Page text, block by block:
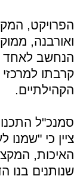
הפרויקט,
ואורבנה,
הנחשב לאחד
קרבתו
הקהילתיים.
סמנכ"ל
ציין כי
האיכות,
שנותנים בנו